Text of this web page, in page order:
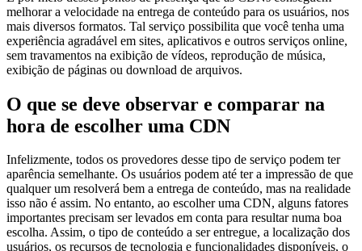
melhorar a velocidade na entrega de conteúdo para os usuários, nos
mais diversos formatos. Tal serviço possibilita que você tenha uma
experiência agradável em sites, aplicativos e outros serviços online,
sem travamentos na exibição de vídeos, reprodução de música,
exibição de páginas ou download de arquivos.
O que se deve observar e comparar na
hora de escolher uma CDN
Infelizmente, todos os provedores desse tipo de serviço podem ter
aparência semelhante. Os usuários podem até ter a impressão de que
qualquer um resolverá bem a entrega de conteúdo, mas na realidade
isso não é assim. No entanto, ao escolher uma CDN, alguns fatores
importantes precisam ser levados em conta para resultar numa boa
escolha. Assim, o tipo de conteúdo a ser entregue, a localização dos
usuários, os recursos de tecnologia e funcionalidades disponíveis, o